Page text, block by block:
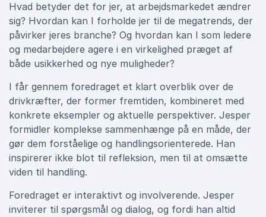
Hvad betyder det for jer, at arbejdsmarkedet ændrer
sig? Hvordan kan I forholde jer til de megatrends, der
påvirker jeres branche? Og hvordan kan I som ledere
og medarbejdere agere i en virkelighed præget af
både usikkerhed og nye muligheder?
I får gennem foredraget et klart overblik over de
drivkræfter, der former fremtiden, kombineret med
konkrete eksempler og aktuelle perspektiver. Jesper
formidler komplekse sammenhænge på en måde, der
gør dem forståelige og handlingsorienterede. Han
inspirerer ikke blot til refleksion, men til at omsætte
viden til handling.
Foredraget er interaktivt og involverende. Jesper
inviterer til spørgsmål og dialog, og fordi han altid